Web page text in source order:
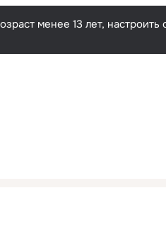
менее 13 лет,